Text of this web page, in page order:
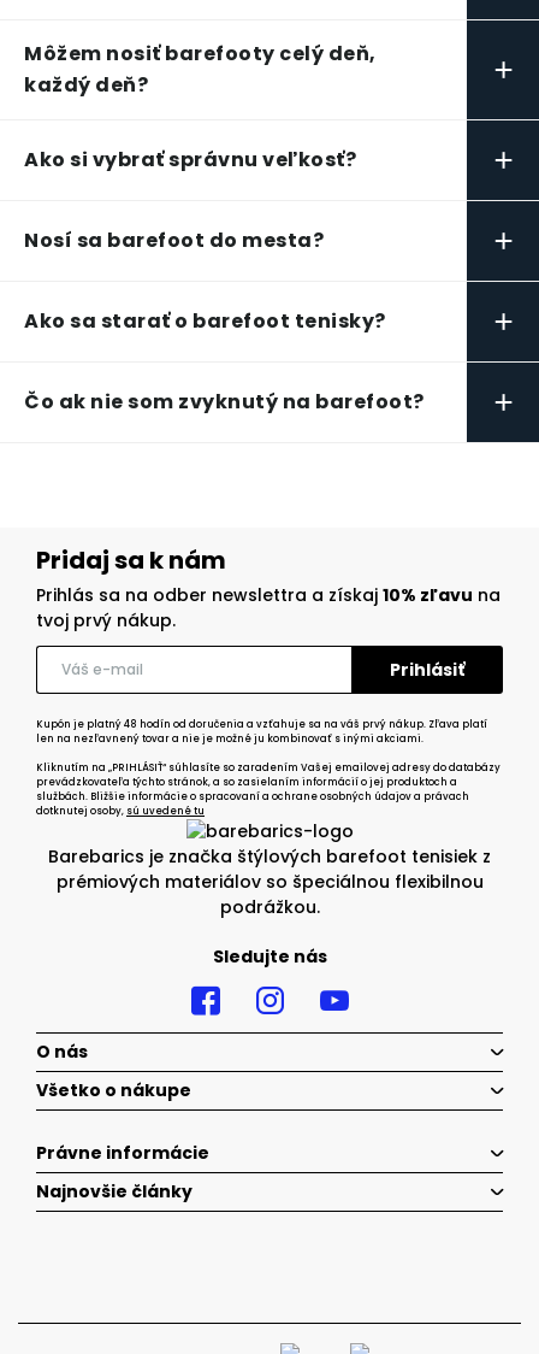
Môžem nosiť barefooty celý deň,
každý deň?
+
Ako si vybrať správnu veľkosť? +
Nosí sa barefoot do mesta? +
Ako sa starať o barefoot tenisky? +
Čo ak nie som zvyknutý na barefoot? +
Barebarics je značka štýlových barefoot tenisiek z
prémiových materiálov so špeciálnou flexibilnou
podrážkou.
Sledujte nás
Pridaj sa k nám
Prihlás sa na odber newslettra a získaj 10% zľavu na
tvoj prvý nákup.
Kupón je platný 48 hodín od doručenia a vzťahuje sa na váš prvý nákup. Zľava platí
len na nezľavnený tovar a nie je možné ju kombinovať s inými akciami.
Kliknutím na „PRIHLÁSIŤ“ súhlasíte so zaradením Vašej emailovej adresy do databázy
prevádzkovateľa týchto stránok, a so zasielaním informácií o jej produktoch a
službách. Bližšie informácie o spracovaní a ochrane osobných údajov a právach
dotknutej osoby, sú uvedené tu
O nás
Všetko o nákupe
Právne informácie
Najnovšie články